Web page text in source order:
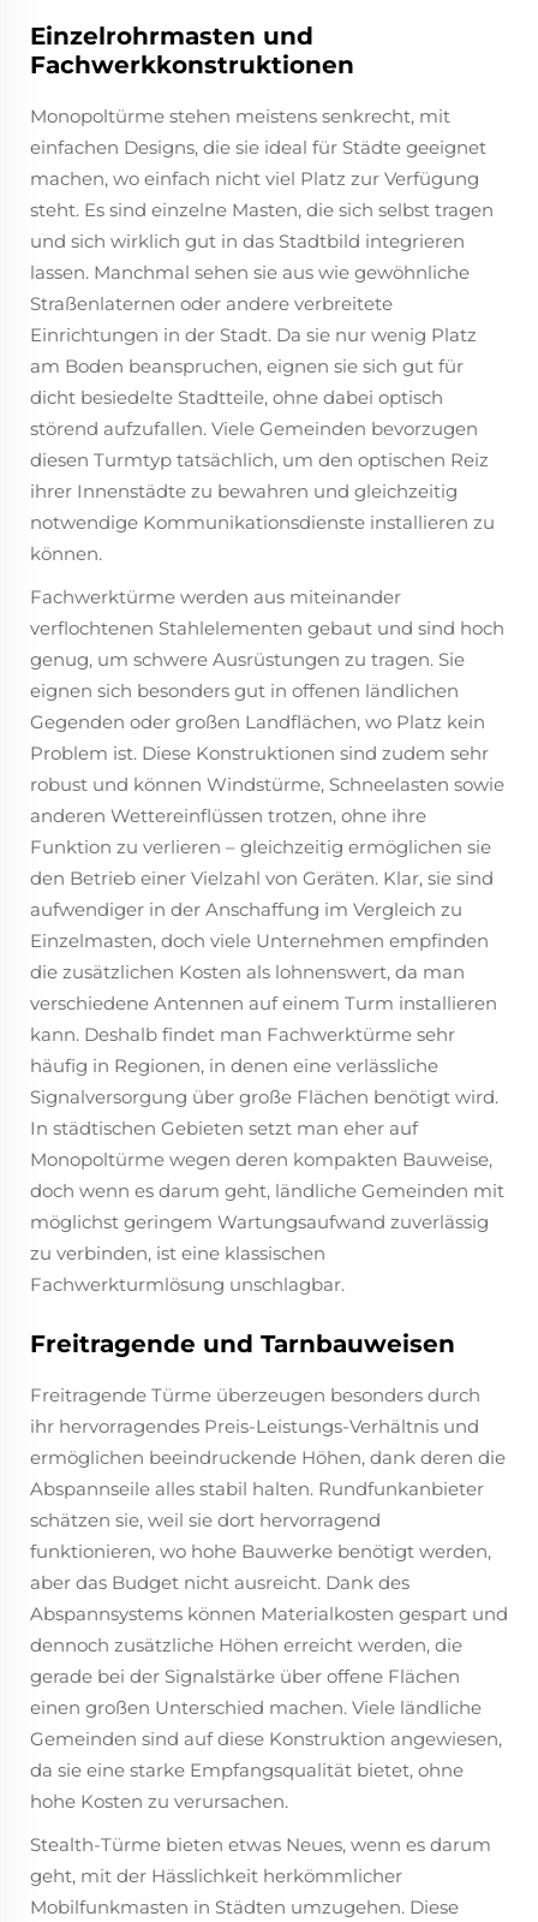
Einzelrohrmasten und
Fachwerkkonstruktionen
Monopoltürme stehen meistens senkrecht, mit
einfachen Designs, die sie ideal für Städte geeignet
machen, wo einfach nicht viel Platz zur Verfügung
steht. Es sind einzelne Masten, die sich selbst tragen
und sich wirklich gut in das Stadtbild integrieren
lassen. Manchmal sehen sie aus wie gewöhnliche
Straßenlaternen oder andere verbreitete
Einrichtungen in der Stadt. Da sie nur wenig Platz
am Boden beanspruchen, eignen sie sich gut für
dicht besiedelte Stadtteile, ohne dabei optisch
störend aufzufallen. Viele Gemeinden bevorzugen
diesen Turmtyp tatsächlich, um den optischen Reiz
ihrer Innenstädte zu bewahren und gleichzeitig
notwendige Kommunikationsdienste installieren zu
können.
Fachwerktürme werden aus miteinander
verflochtenen Stahlelementen gebaut und sind hoch
genug, um schwere Ausrüstungen zu tragen. Sie
eignen sich besonders gut in offenen ländlichen
Gegenden oder großen Landflächen, wo Platz kein
Problem ist. Diese Konstruktionen sind zudem sehr
robust und können Windstürme, Schneelasten sowie
anderen Wettereinflüssen trotzen, ohne ihre
Funktion zu verlieren – gleichzeitig ermöglichen sie
den Betrieb einer Vielzahl von Geräten. Klar, sie sind
aufwendiger in der Anschaffung im Vergleich zu
Einzelmasten, doch viele Unternehmen empfinden
die zusätzlichen Kosten als lohnenswert, da man
verschiedene Antennen auf einem Turm installieren
kann. Deshalb findet man Fachwerktürme sehr
häufig in Regionen, in denen eine verlässliche
Signalversorgung über große Flächen benötigt wird.
In städtischen Gebieten setzt man eher auf
Monopoltürme wegen deren kompakten Bauweise,
doch wenn es darum geht, ländliche Gemeinden mit
möglichst geringem Wartungsaufwand zuverlässig
zu verbinden, ist eine klassischen
Fachwerkturmlösung unschlagbar.
Freitragende und Tarnbauweisen
Freitragende Türme überzeugen besonders durch
ihr hervorragendes Preis-Leistungs-Verhältnis und
ermöglichen beeindruckende Höhen, dank deren die
Abspannseile alles stabil halten. Rundfunkanbieter
schätzen sie, weil sie dort hervorragend
funktionieren, wo hohe Bauwerke benötigt werden,
aber das Budget nicht ausreicht. Dank des
Abspannsystems können Materialkosten gespart und
dennoch zusätzliche Höhen erreicht werden, die
gerade bei der Signalstärke über offene Flächen
einen großen Unterschied machen. Viele ländliche
Gemeinden sind auf diese Konstruktion angewiesen,
da sie eine starke Empfangsqualität bietet, ohne
hohe Kosten zu verursachen.
Stealth-Türme bieten etwas Neues, wenn es darum
geht, mit der Hässlichkeit herkömmlicher
Mobilfunkmasten in Städten umzugehen. Diese